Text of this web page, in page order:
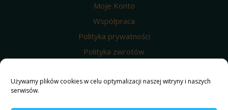
Używamy plików cookies w celu optymalizacji naszej witryny i naszych
serwisów.
Moje Konto
Współpraca
Polityka prywatności
Polityka zwrotów
Regulamin